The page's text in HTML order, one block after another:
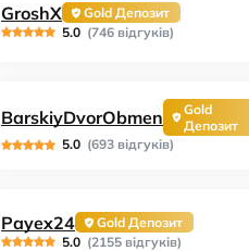
GroshX
Gold Депозит
5.0 (746 відгуків)
BarskiyDvorObmen
Gold
Депозит
5.0 (693 відгуків)
Payex24
Gold Депозит
5.0 (2155 відгуків)